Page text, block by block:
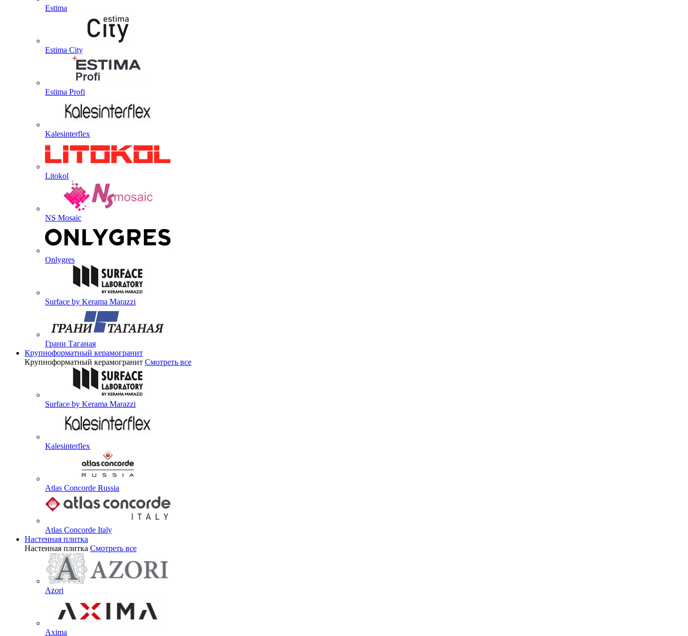
Estima
Estima City
Estima Profi
Kalesinterflex
Litokol
NS Mosaic
Onlygres
Surface by Kerama Marazzi
Грани Таганая
Крупноформатный керамогранит
Крупноформатный керамогранит Смотреть все
Surface by Kerama Marazzi
Kalesinterflex
Atlas Concorde Russia
Atlas Concorde Italy
Настенная плитка
Настенная плитка Смотреть все
Azori
Axima